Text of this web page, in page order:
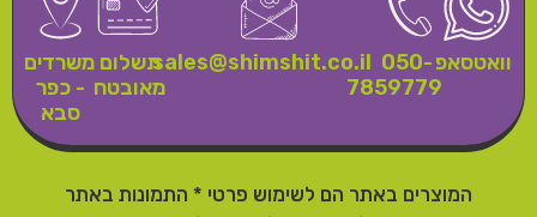
וואטסאפ050-
7859779
sales@shimshit.co.ilתשלום
מאובטח
משרדים
- כפר
סבא
המוצרים באתר הם לשימוש פרטי * התמונות באתר